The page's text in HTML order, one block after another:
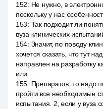
152: Не нужно, в
поскольку у нас
153: Так подходит ли
вуза клинических
154: Значит, по поводу
хочется сказать, что тут
направлен на разработку
или
155: Препаратов, то надо
пройти все необходимые
испытания. 2, если у вуза